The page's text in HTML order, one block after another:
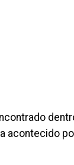
acontecido